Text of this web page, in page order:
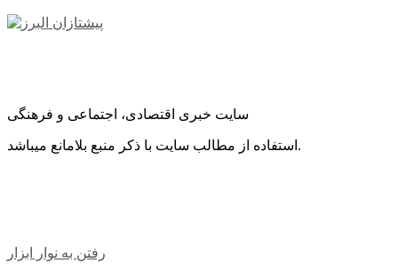
سایت خبری اقتصادی، اجتماعی و فرهنگی
استفاده از مطالب سایت با ذکر منبع بلامانع میباشد.
رفتن به نوار ابزار